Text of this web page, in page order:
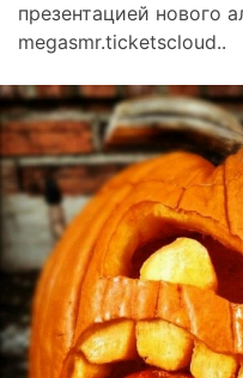
презентацией нового
megasmr.ticketscloud..